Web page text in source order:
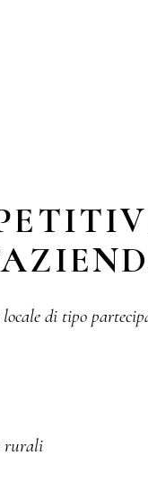
locale di tipo
rurali